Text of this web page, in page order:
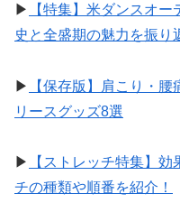
▶︎
【特集】米ダンスオ
史と全盛期の魅力を振り
▶︎
【保存版】肩こり・
リースグッズ8選
▶︎
【ストレッチ特集】
チの種類や順番を紹介！